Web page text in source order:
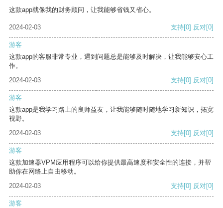
这款app就像我的财务顾问，让我能够省钱又省心。
2024-02-03 支持[0] 反对[0]
游客
这款app的客服非常专业，遇到问题总是能够及时解决，让我能够安心工
作。
2024-02-03
支持[0] 反对[0]
游客
这款app是我学习路上的良师益友，让我能够随时随地学习新知识，拓宽
视野。
2024-02-03
支持[0] 反对[0]
游客
这款加速器VPM应用程序可以给你提供最高速度和安全性的连接，并帮
助你在网络上自由移动。
2024-02-03
支持[0] 反对[0]
游客